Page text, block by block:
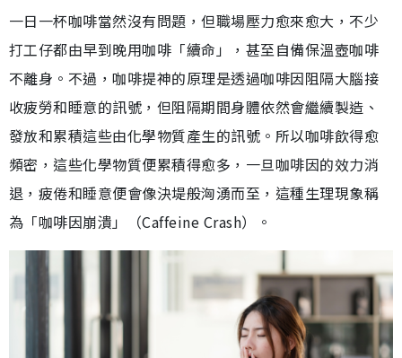
一日一杯咖啡當然沒有問題，但職場壓力愈來愈大，不少
打工仔都由早到晚用咖啡「續命」，甚至自備保溫壺咖啡
不離身。不過，咖啡提神的原理是透過咖啡因阻隔大腦接
收疲勞和睡意的訊號，但阻隔期間身體依然會繼續製造、
發放和累積這些由化學物質產生的訊號。所以咖啡飲得愈
頻密，這些化學物質便累積得愈多，一旦咖啡因的效力消
退，疲倦和睡意便會像決堤般洶湧而至，這種生理現象稱
為「咖啡因崩潰」（Caffeine Crash）。